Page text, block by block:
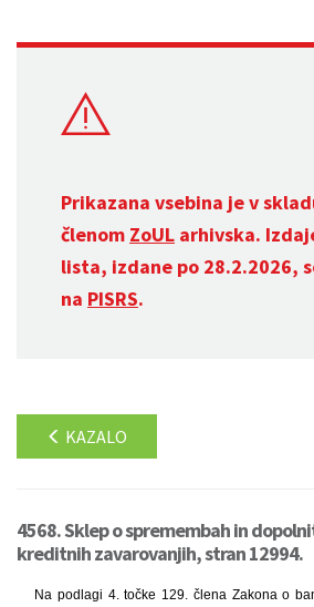
Prikazana vsebina je v
členom ZoUL arhivska.
lista, izdane po 28.2.2026,
na PISRS.
KAZALO
4568. Sklep o spremembah in
kreditnih zavarovanjih, stran 12994.
Na podlagi 4. točke 129. člena Zakona o